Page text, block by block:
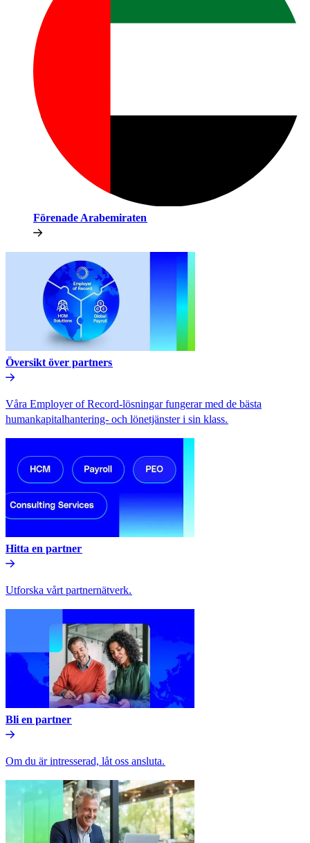
Förenade Arabemiraten​​
Översikt över partners​​
Våra Employer of Record-lösningar fungerar med de bästa
humankapitalhantering- och lönetjänster i sin klass.​​
Hitta en partner​​
Utforska vårt partnernätverk.​​
Bli en partner​​
Om du är intresserad, låt oss ansluta.​​